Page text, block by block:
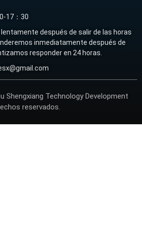
17：30
después de salir de las horas
inmediatamente después de
responder en 24 horas.
Shengxiang Technology Development
reservados.